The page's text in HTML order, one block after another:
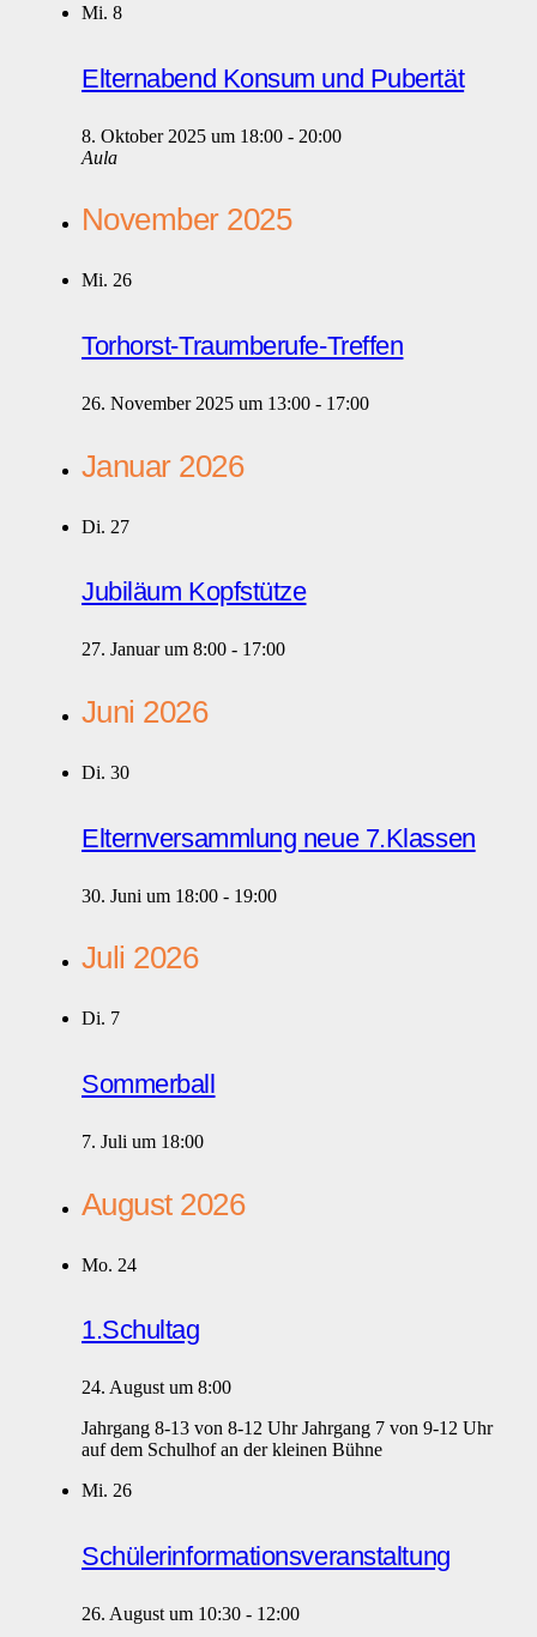
Mi. 8
Elternabend Konsum und Pubertät
8. Oktober 2025 um 18:00 - 20:00
Aula
November 2025
Mi. 26
Torhorst-Traumberufe-Treffen
26. November 2025 um 13:00 - 17:00
Januar 2026
Di. 27
Jubiläum Kopfstütze
27. Januar um 8:00 - 17:00
Juni 2026
Di. 30
Elternversammlung neue 7.Klassen
30. Juni um 18:00 - 19:00
Juli 2026
Di. 7
Sommerball
7. Juli um 18:00
August 2026
Mo. 24
1.Schultag
24. August um 8:00
Jahrgang 8-13 von 8-12 Uhr Jahrgang 7 von 9-12 Uhr
auf dem Schulhof an der kleinen Bühne
Mi. 26
Schülerinformationsveranstaltung
26. August um 10:30 - 12:00